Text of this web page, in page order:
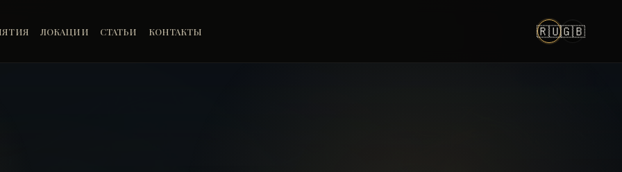
ЛОКАЦИИ СТАТЬИ КОНТАКТЫ 🇷🇺🇬🇧